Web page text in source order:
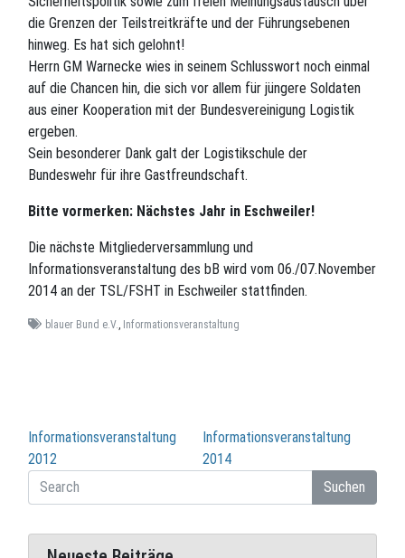
die Grenzen der Teilstreitkräfte und der Führungsebenen
hinweg. Es hat sich gelohnt!
Herrn GM Warnecke wies in seinem Schlusswort noch einmal
auf die Chancen hin, die sich vor allem für jüngere Soldaten
aus einer Kooperation mit der Bundesvereinigung Logistik
ergeben.
Sein besonderer Dank galt der Logistikschule der
Bundeswehr für ihre Gastfreundschaft.
Bitte vormerken: Nächstes Jahr in Eschweiler!
Die nächste Mitgliederversammlung und
Informationsveranstaltung des bB wird vom 06./07.November
2014 an der TSL/FSHT in Eschweiler stattfinden.
blauer Bund e.V., Informationsveranstaltung
Beitragsnavigation
Informationsveranstaltung
2012
Informationsveranstaltung
2014
Suchen